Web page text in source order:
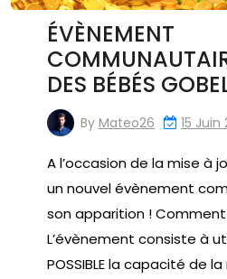
ÉVÈNEMENT
DES BÉBÉS
By Mateo26 15 Juin
A l’occasion de la mise à
un nouvel évènement
son apparition !
L’évènement consiste à
POSSIBLE la capacité de